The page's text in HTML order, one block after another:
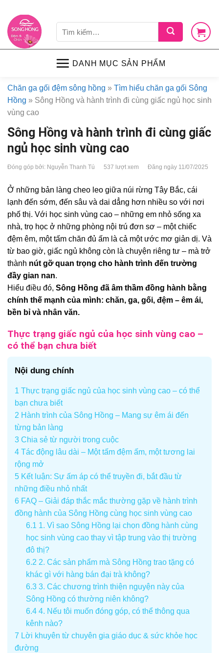
content
kiếm:
DANH MỤC SẢN PHẨM
Chăn ga gối đệm sông hồng » Tìm hiểu chăn ga gối Sông
Hồng » Sông Hồng và hành trình đi cùng giấc ngủ học sinh
vùng cao
Sông Hồng và hành trình đi cùng giấc
ngủ học sinh vùng cao
Đóng góp bởi: Nguyễn Thanh Tú 537 lượt xem Đăng ngày 11/07/2025
Ở những bản làng cheo leo giữa núi rừng Tây Bắc, cái
lạnh đến sớm, đến sâu và dai dẳng hơn nhiều so với nơi
phố thị. Với học sinh vùng cao – những em nhỏ sống xa
nhà, trọ học ở những phòng nội trú đơn sơ – một chiếc
đệm êm, một tấm chăn đủ ấm là cả một ước mơ giản dị. Và
từ bao giờ, giấc ngủ không còn là chuyện riêng tư – mà trở
thành nút gỡ quan trọng cho hành trình đến trường
đầy gian nan.
Hiểu điều đó, Sông Hồng đã âm thầm đồng hành bằng
chính thế mạnh của mình: chăn, ga, gối, đệm – êm ái,
bền bỉ và nhân văn.
Thực trạng giấc ngủ của học sinh vùng cao –
có thể bạn chưa biết
Nội dung chính
1 Thực trạng giấc ngủ của học sinh vùng cao – có thể
bạn chưa biết
2 Hành trình của Sông Hồng – Mang sự êm ái đến
từng bản làng
3 Chia sẻ từ người trong cuộc
4 Tác động lâu dài – Một tấm đệm ấm, một tương lai
rộng mở
5 Kết luận: Sự ấm áp có thể truyền đi, bắt đầu từ
những điều nhỏ nhất
6 FAQ – Giải đáp thắc mắc thường gặp về hành trình
đồng hành của Sông Hồng cùng học sinh vùng cao
6.1 1. Vì sao Sông Hồng lại chọn đồng hành cùng
học sinh vùng cao thay vì tập trung vào thị trường
đô thị?
6.2 2. Các sản phẩm mà Sông Hồng trao tặng có
khác gì với hàng bán đại trà không?
6.33. Các chương trình thiện nguyện này của
Sông Hồng có thường niên không?
6.44. Nếu tôi muốn đóng góp, có thể thông qua
kênh nào?
7 Lời khuyên từ chuyên gia giáo dục & sức khỏe học
đường